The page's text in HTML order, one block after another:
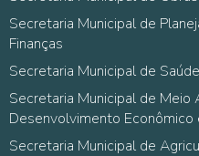
Secretaria Municipal de
Finanças
Secretaria Municipal de Saúde
Secretaria Municipal de Meio
Desenvolvimento Econômico
Secretaria Municipal de